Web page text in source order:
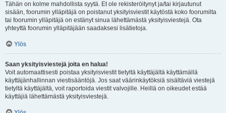
Tähän on kolme mahdollista syytä. Et ole rekisteröitynyt ja/tai kirjautunut
sisään, foorumin ylläpitäjä on poistanut yksityisviestit käytöstä koko foorumilta
tai foorumin ylläpitäjä on estänyt sinua lähettämästä yksityisviestejä. Ota
yhteyttä foorumin ylläpitäjään saadaksesi lisätietoja.
Ylös
Saan yksityisviestejä joita en halua!
Voit automaattisesti poistaa yksityisviestit tietyltä käyttäjältä käyttämällä
käyttäjänhallinnan viestisääntöjä. Jos saat väärinkäytöksiä sisältäviä viestejä
tietyltä käyttäjältä, voit raportoida viestit valvojille. Heillä on oikeudet estää
käyttäjiä lähettämästä yksityisviestejä.